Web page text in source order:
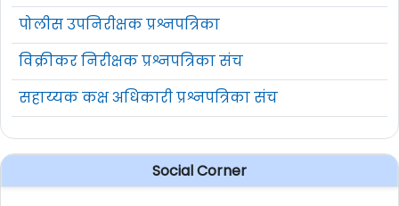
पोलीस उपनिरीक्षक प्रश्नपत्रिका
विक्रीकर निरीक्षक प्रश्नपत्रिका संच
सहाय्यक कक्ष अधिकारी प्रश्नपत्रिका संच
Social Corner